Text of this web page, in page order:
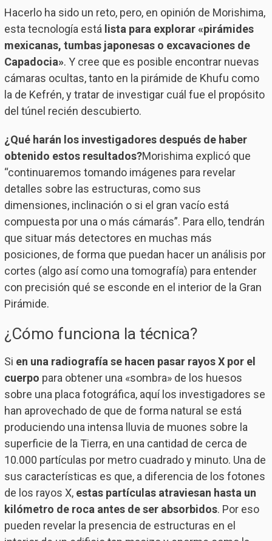
Hacerlo ha sido un reto, pero, en opinión de Morishima,
esta tecnología está lista para explorar «pirámides
mexicanas, tumbas japonesas o excavaciones de
Capadocia». Y cree que es posible encontrar nuevas
cámaras ocultas, tanto en la pirámide de Khufu como
la de Kefrén, y tratar de investigar cuál fue el propósito
del túnel recién descubierto.
¿Qué harán los investigadores después de haber
obtenido estos resultados?Morishima explicó que
“continuaremos tomando imágenes para revelar
detalles sobre las estructuras, como sus
dimensiones, inclinación o si el gran vacío está
compuesta por una o más cámarás”. Para ello, tendrán
que situar más detectores en muchas más
posiciones, de forma que puedan hacer un análisis por
cortes (algo así como una tomografía) para entender
con precisión qué se esconde en el interior de la Gran
Pirámide.
¿Cómo funciona la técnica?
Si en una radiografía se hacen pasar rayos X por el
cuerpo para obtener una «sombra» de los huesos
sobre una placa fotográfica, aquí los investigadores se
han aprovechado de que de forma natural se está
produciendo una intensa lluvia de muones sobre la
superficie de la Tierra, en una cantidad de cerca de
10.000 partículas por metro cuadrado y minuto. Una de
sus características es que, a diferencia de los fotones
de los rayos X, estas partículas atraviesan hasta un
kilómetro de roca antes de ser absorbidos. Por eso
pueden revelar la presencia de estructuras en el